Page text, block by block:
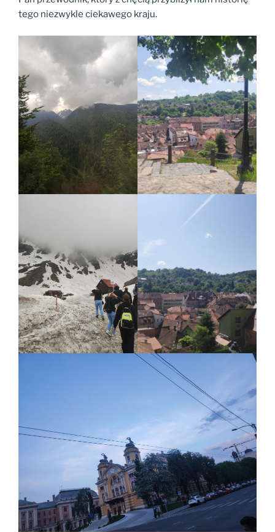
tego niezwykle ciekawego kraju.